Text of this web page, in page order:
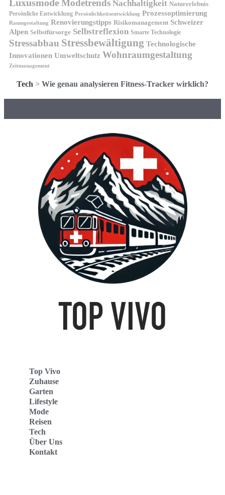
LuxusmodeModetrends Nachhaltigkeit Naturerlebnis
Persönliche Entwicklung Persönlichkeitsentwicklung Prozessoptimierung
Raumgestaltung Renovierungstipps Risikomanagement Schweizer
Alpen Selbstfürsorge Selbstreflexion Smarte Technologie
Stressabbau Stressbewältigung Technologische
Innovationen Umweltschutz Wohnraumgestaltung
Zeitmanagement
Tech > Wie genau analysieren Fitness-Tracker wirklich?
Top Vivo
Zuhause
Garten
Lifestyle
Mode
Reisen
Tech
Über Uns
Kontakt